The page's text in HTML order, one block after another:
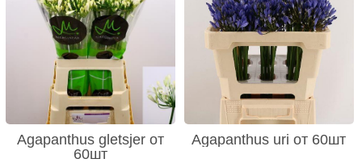
Agapanthus gletsjer от
60шт
Agapanthus uri от 60шт